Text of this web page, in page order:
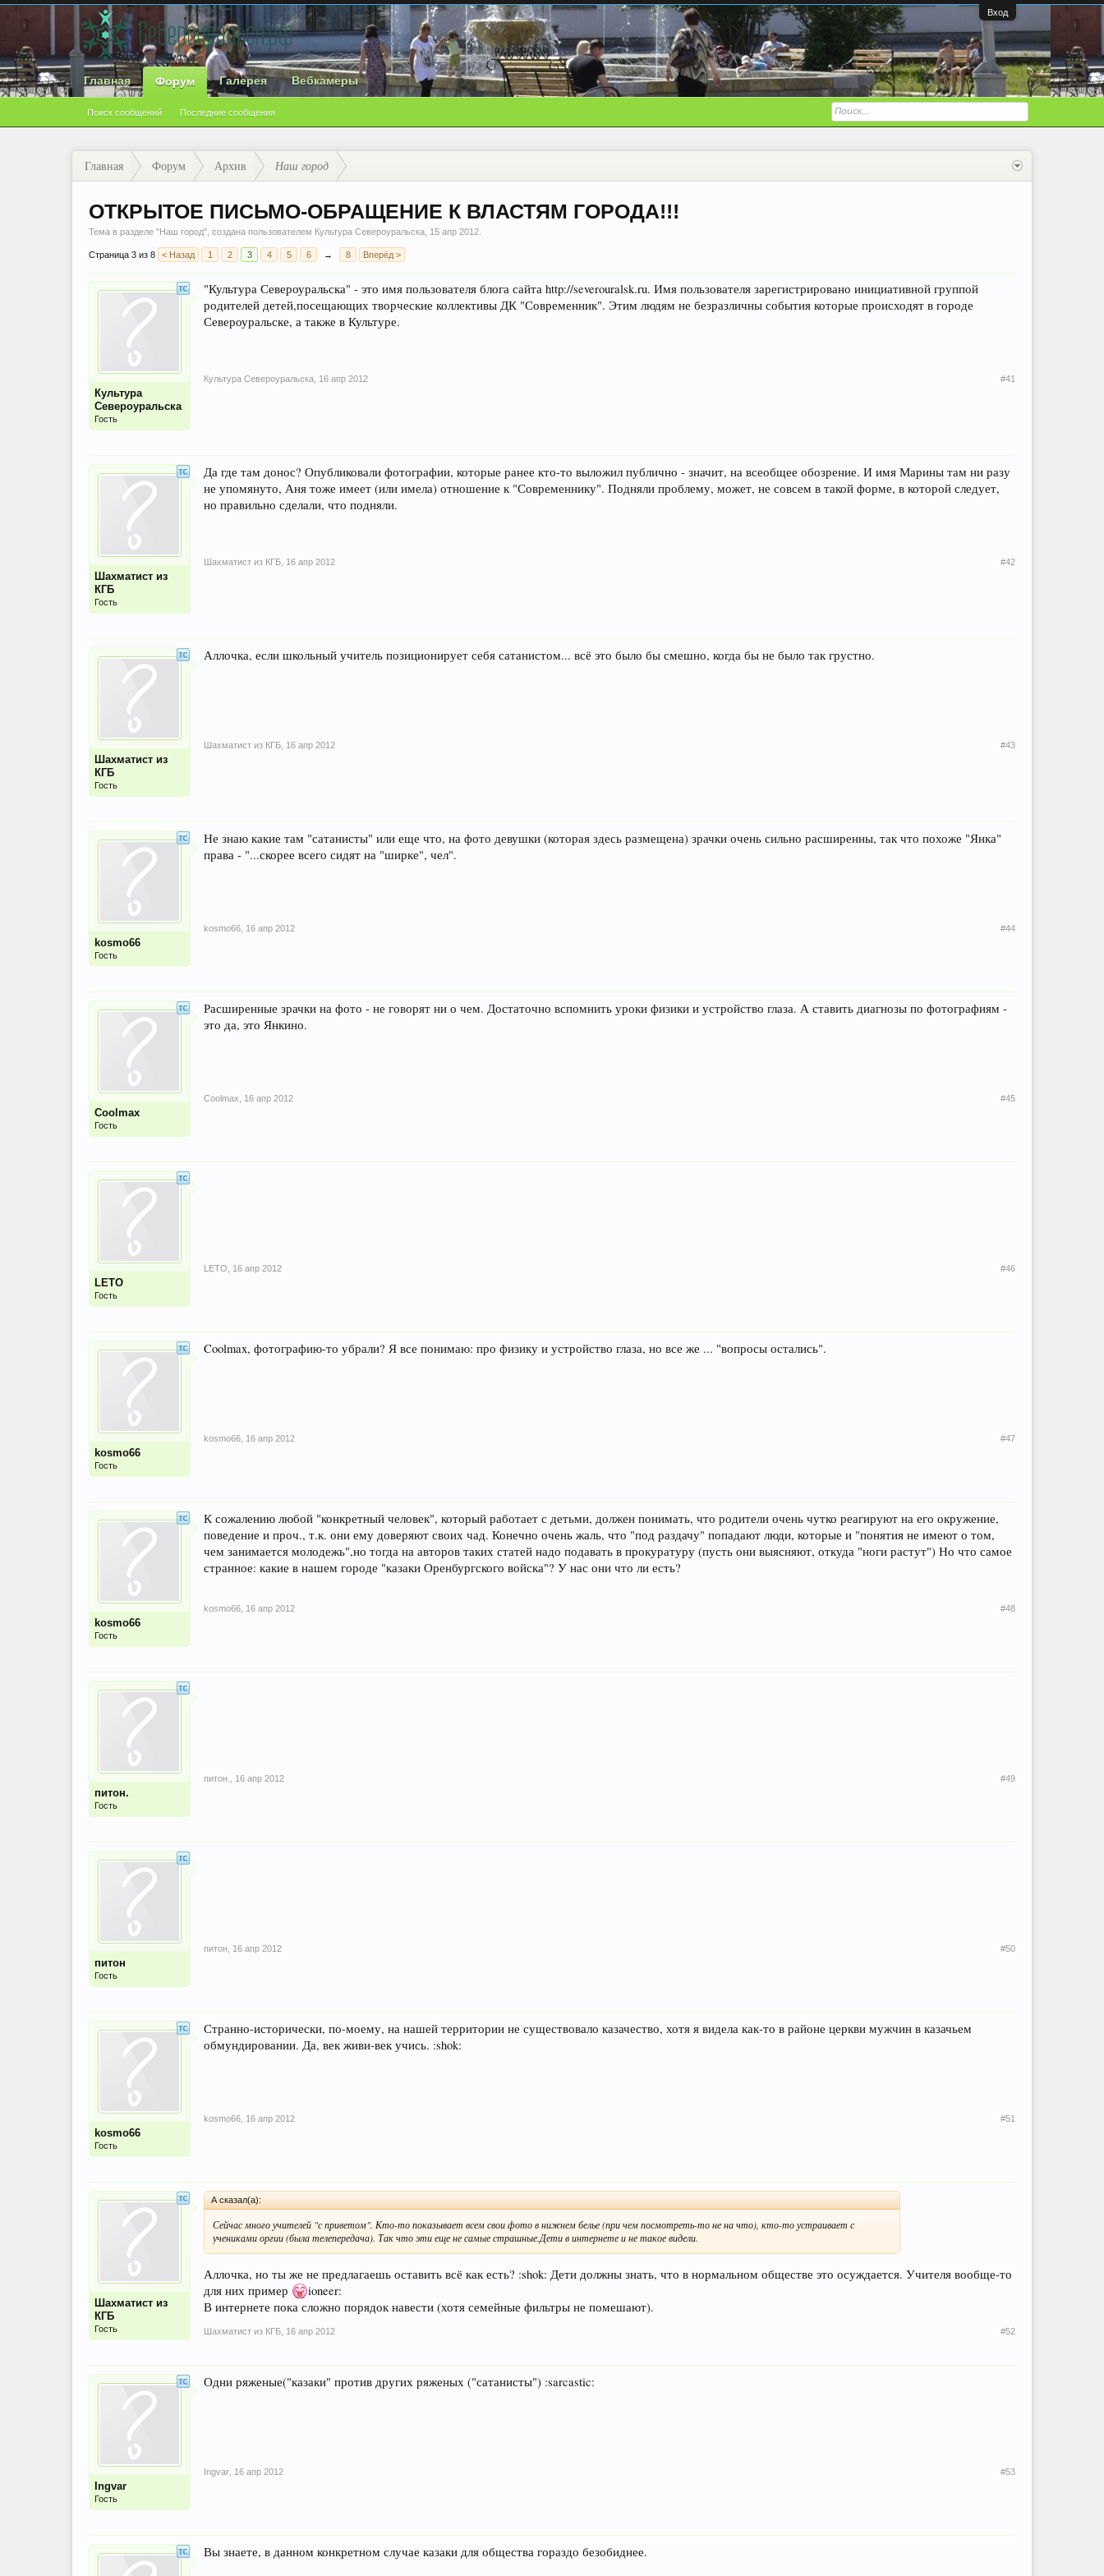
Вход
Главная Форум
Поиск сообщений Последние сообщения
Галерея Вебкамеры
Главная Форум Архив Наш город
ОТКРЫТОЕ ПИСЬМО-ОБРАЩЕНИЕ К ВЛАСТЯМ ГОРОДА!!!
Тема в разделе "Наш город", создана пользователем Культура Североуральска 15 апр 2012
Страница 3 из 8 < Назад 1 2 3 4 5 6 → 8 Вперёд >
Культура
Североуральска
Гость
"Культура Североуральска" - это имя пользователя блога сайта http://severouralsk.ru. Имя пользователя зарегистрировано инициативной группой
родителей детей,посещающих творческие коллективы ДК "Современник". Этим людям не безразличны события которые происходят в городе
Североуральске, а также в Культуре.
Культура Североуральска 16 апр 2012 #41
Шахматист из
КГБ
Гость
Да где там донос? Опубликовали фотографии, которые ранее кто-то выложил публично - значит, на всеобщее обозрение. И имя Марины там ни разу
не упомянуто, Аня тоже имеет (или имела) отношение к "Современнику". Подняли проблему, может, не совсем в такой форме, в которой следует,
но правильно сделали, что подняли.
Шахматист из КГБ 16 апр 2012 #42
Шахматист из
КГБ
Гость
Аллочка, если школьный учитель позиционирует себя сатанистом... всё это было бы смешно, когда бы не было так грустно.
Шахматист из КГБ 16 апр 2012 #43
kosmo66
Гость
Не знаю какие там "сатанисты" или еще что, на фото девушки (которая здесь размещена) зрачки очень сильно расширенны, так что похоже "Янка"
права - "...скорее всего сидят на "ширке", чел".
kosmo66 16 апр 2012 #44
Coolmax
Гость
Расширенные зрачки на фото - не говорят ни о чем. Достаточно вспомнить уроки физики и устройство глаза. А ставить диагнозы по фотографиям -
это да, это Янкино.
Coolmax 16 апр 2012 #45
LETO
Гость
LETO 16 апр 2012 #46
kosmo66
Гость
Coolmax, фотографию-то убрали? Я все понимаю: про физику и устройство глаза, но все же ... "вопросы остались".
kosmo66 16 апр 2012 #47
kosmo66
Гость
К сожалению любой "конкретный человек", который работает с детьми, должен понимать, что родители очень чутко реагируют на его окружение,
поведение и проч., т.к. они ему доверяют своих чад. Конечно очень жаль, что "под раздачу" попадают люди, которые и "понятия не имеют о том,
чем занимается молодежь",но тогда на авторов таких статей надо подавать в прокуратуру (пусть они выясняют, откуда "ноги растут") Но что самое
странное: какие в нашем городе "казаки Оренбургского войска"? У нас они что ли есть?
kosmo66 16 апр 2012 #48
питон.
Гость
питон. 16 апр 2012 #49
питон
Гость
питон 16 апр 2012 #50
kosmo66
Гость
Странно-исторически, по-моему, на нашей территории не существовало казачество, хотя я видела как-то в районе церкви мужчин в казачьем
обмундировании. Да, век живи-век учись. :shok:
kosmo66 16 апр 2012 #51
Шахматист из
КГБ
Гость
А сказал(а):
Сейчас много учителей "с приветом". Кто-то показывает всем свои фото в нижнем белье (при чем посмотреть-то не на что), кто-то устраивает с
учениками оргии (была телепередача). Так что эти еще не самые страшные.Дети в интернете и не такое видели.
Аллочка, но ты же не предлагаешь оставить всё как есть? :shok: Дети должны знать, что в нормальном обществе это осуждается. Учителя вообще-то
для них пример
ioneer:
В интернете пока сложно порядок навести (хотя семейные фильтры не помешают).
Шахматист из КГБ 16 апр 2012 #52
Ingvar
Гость
Одни ряженые("казаки" против других ряженых ("сатанисты") :sarcastic:
Ingvar 16 апр 2012 #53
Вы знаете, в данном конкретном случае казаки для общества гораздо безобиднее.